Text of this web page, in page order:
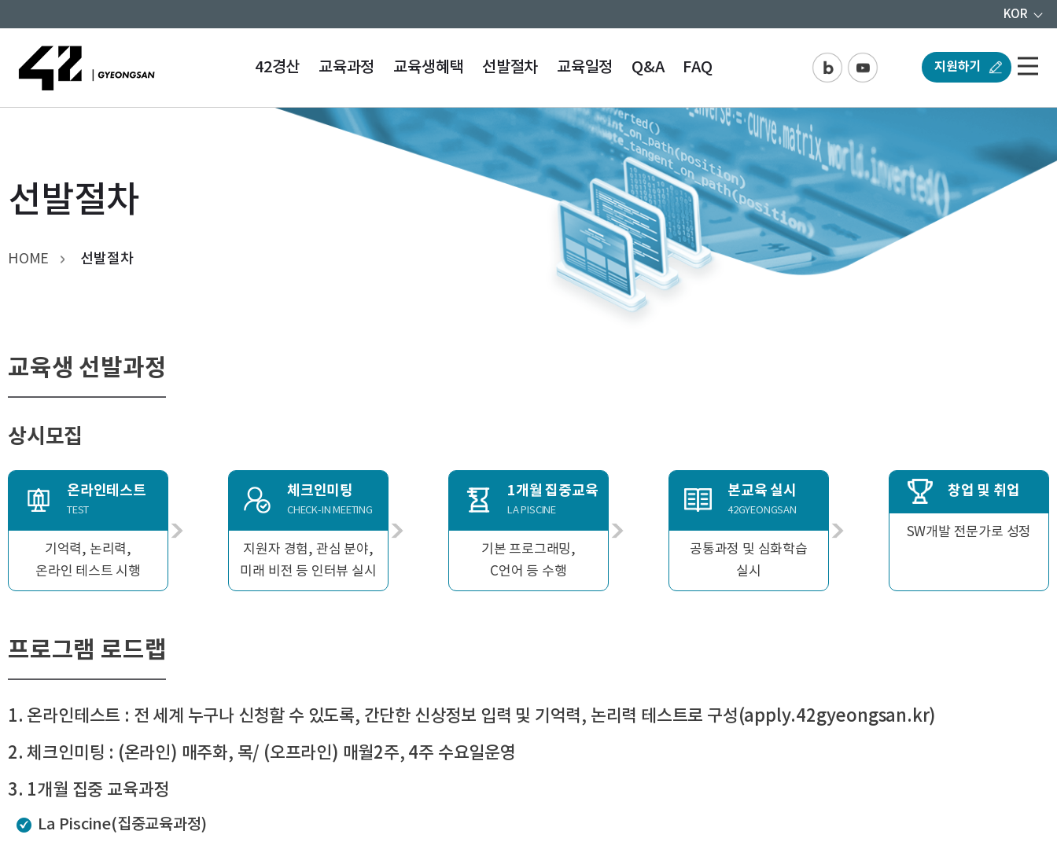
KOR
42경산 교육과정 교육생혜택 선발절차 교육일정 Q&A FAQ
선발절차
HOME 선발절차
교육생 선발과정
상시모집
온라인테스트
TEST
기억력, 논리력,
온라인 테스트 시행
체크인미팅
CHECK-IN MEETING
지원자 경험, 관심 분야,
미래 비전 등 인터뷰 실시
1개월 집중교육
LA PISCINE
기본 프로그래밍,
C언어 등 수행
본교육 실시
42GYEONGSAN
공통과정 및 심화학습
실시
창업 및 취업
SW개발 전문가로 성정
프로그램 로드랩
1. 온라인테스트 : 전 세계 누구나 신청할 수 있도록, 간단한 신상정보 입력 및 기억력, 논리력 테스트로 구성(apply.42gyeongsan.kr)
2. 체크인미팅 : (온라인) 매주화, 목/ (오프라인) 매월2주, 4주 수요일운영
3. 1개월 집중 교육과정
La Piscine(집중교육과정)